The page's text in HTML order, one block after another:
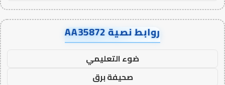
روابط نصية AA35872
ضوء التعليمي
صحيفة برق